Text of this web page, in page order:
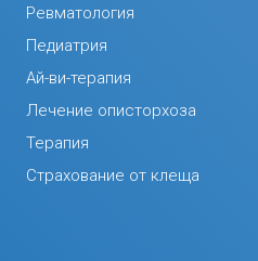
Ревматология
Педиатрия
Ай-ви-терапия
Лечение описторхоза
Терапия
Страхование от клеща